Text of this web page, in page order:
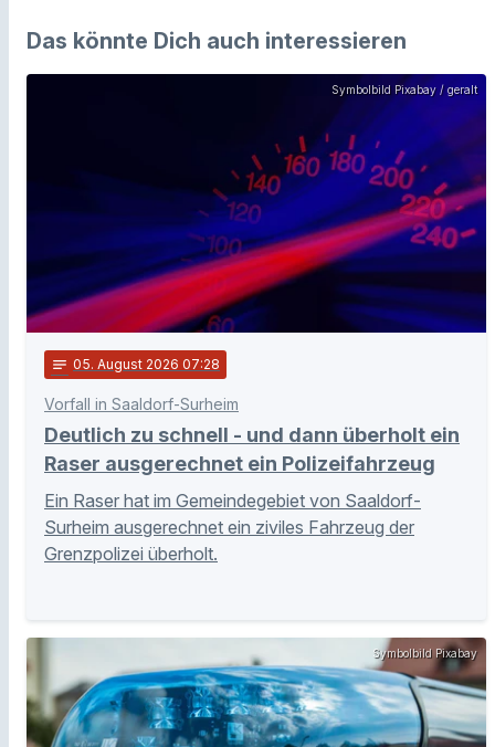
Das könnte Dich auch interessieren
Symbolbild Pixabay / geralt
notes 05. August 2026 07:28
Vorfall in Saaldorf-Surheim
Deutlich zu schnell - und dann überholt ein
Raser ausgerechnet ein Polizeifahrzeug
Ein Raser hat im Gemeindegebiet von Saaldorf-
Surheim ausgerechnet ein ziviles Fahrzeug der
Grenzpolizei überholt.
Symbolbild Pixabay